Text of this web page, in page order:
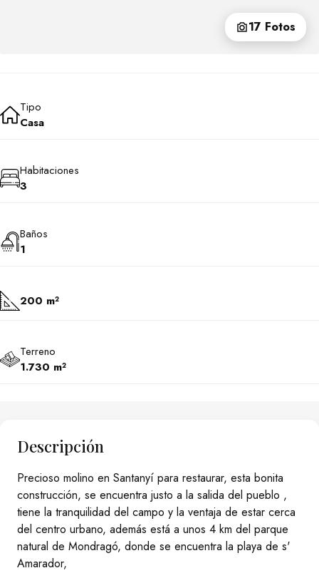
17 Fotos
Tipo
Casa
Habitaciones
3
Baños
1
200 m²
Terreno
1.730 m²
Descripción
Precioso molino en Santanyí para restaurar, esta bonita
construcción, se encuentra justo a la salida del pueblo ,
tiene la tranquilidad del campo y la ventaja de estar cerca
del centro urbano, además está a unos 4 km del parque
natural de Mondragó, donde se encuentra la playa de s'
Amarador,